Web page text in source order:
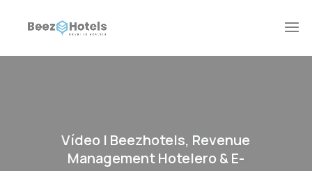
Vídeo | Beezhotels, Revenue
Management Hotelero & E-